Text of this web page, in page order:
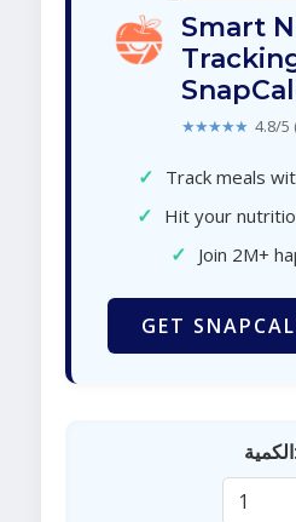
Smart
★★★★★ 4.8/5
✓ Track meals
✓ Hit your
✓ Join 2M+
GET
الكمية: